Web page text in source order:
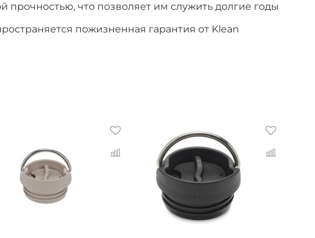
что позволяет им служить долгие годы
пожизненная гарантия от Klean